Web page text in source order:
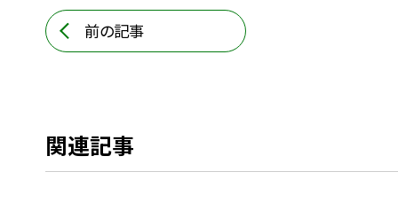
前の記事
関連記事